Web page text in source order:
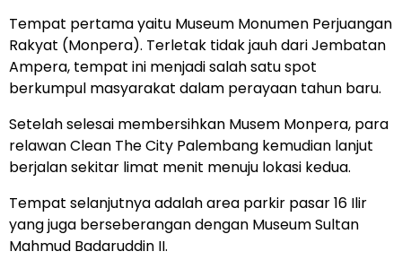
Tempat pertama yaitu Museum Monumen Perjuangan
Rakyat (Monpera). Terletak tidak jauh dari Jembatan
Ampera, tempat ini menjadi salah satu spot
berkumpul masyarakat dalam perayaan tahun baru.
Setelah selesai membersihkan Musem Monpera, para
relawan Clean The City Palembang kemudian lanjut
berjalan sekitar limat menit menuju lokasi kedua.
Tempat selanjutnya adalah area parkir pasar 16 Ilir
yang juga berseberangan dengan Museum Sultan
Mahmud Badaruddin II.